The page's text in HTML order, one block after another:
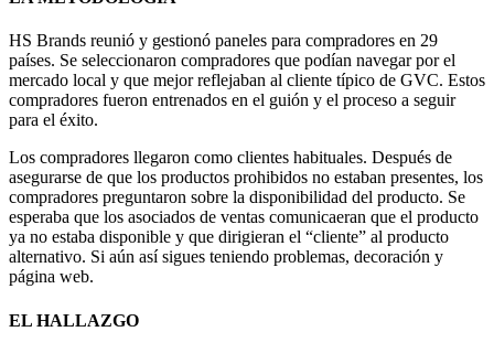
HS Brands reunió y gestionó paneles para compradores en 29
países. Se seleccionaron compradores que podían navegar por el
mercado local y que mejor reflejaban al cliente típico de GVC. Estos
compradores fueron entrenados en el guión y el proceso a seguir
para el éxito.
Los compradores llegaron como clientes habituales. Después de
asegurarse de que los productos prohibidos no estaban presentes, los
compradores preguntaron sobre la disponibilidad del producto. Se
esperaba que los asociados de ventas comunicaeran que el producto
ya no estaba disponible y que dirigieran el “cliente” al producto
alternativo. Si aún así sigues teniendo problemas, decoración y
página web.
EL HALLAZGO